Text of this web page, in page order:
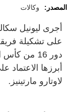
المصدر: وكالات
أجرى ليونيل
على تشكيلة
دور 16 من
أبرزها الاعتماد
لاوتارو مارتينيز.